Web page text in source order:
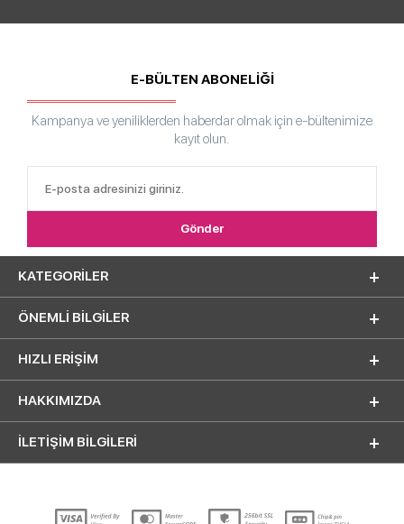
E-BÜLTEN ABONELİĞİ
Kampanya ve yeniliklerden haberdar olmak için e-bültenimize
kayıt olun.
KATEGORILER
ÖNEMLI BILGILER
HIZLI ERIŞIM
HAKKIMIZDA
İLETİŞİM BİLGİLERİ